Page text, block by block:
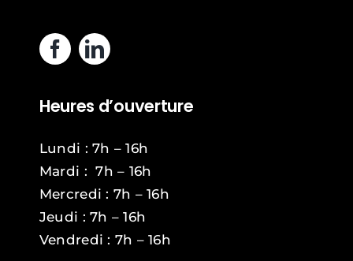
Heures d’ouverture
Lundi : 7h – 16h
Mardi : 7h – 16h
Mercredi : 7h – 16h
Jeudi : 7h – 16h
Vendredi : 7h – 16h